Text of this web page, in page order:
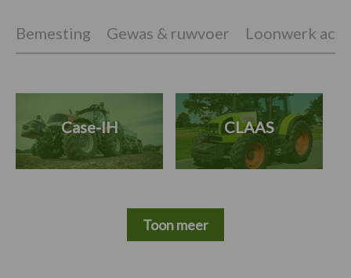
Bemesting Gewas & ruwvoer Loonwerk
Case-IH CLAAS
Toon meer